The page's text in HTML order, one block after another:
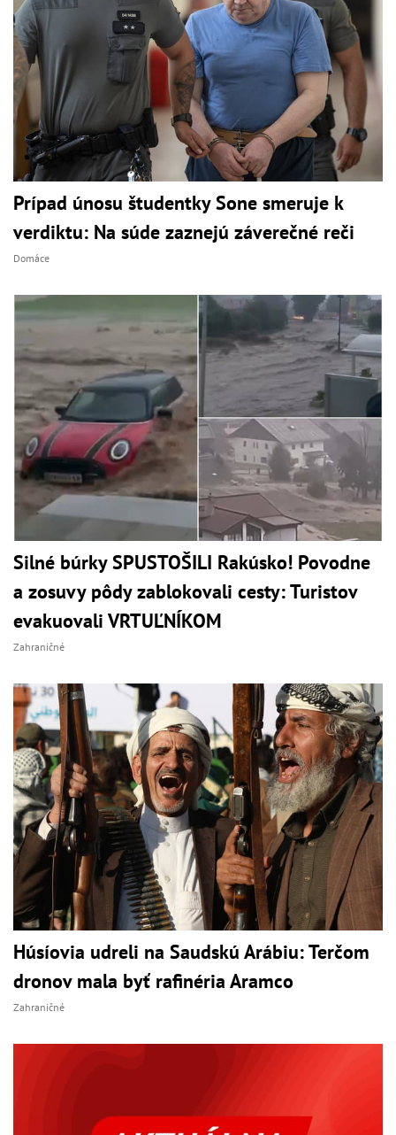
Prípad únosu študentky Sone smeruje k
verdiktu: Na súde zaznejú záverečné reči
Domáce
Silné búrky SPUSTOŠILI Rakúsko! Povodne
a zosuvy pôdy zablokovali cesty: Turistov
evakuovali VRTUĽNÍKOM
Zahraničné
Húsíovia udreli na Saudskú Arábiu: Terčom
dronov mala byť rafinéria Aramco
Zahraničné